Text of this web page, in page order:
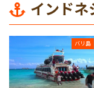
インドネ
バリ島